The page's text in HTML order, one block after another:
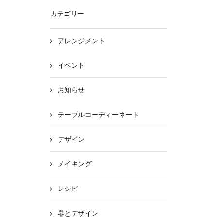
カテゴリー
アレンジメント
イベント
お知らせ
テーブルコーディーネート
デザイン
メイキング
レシピ
器とデザイン